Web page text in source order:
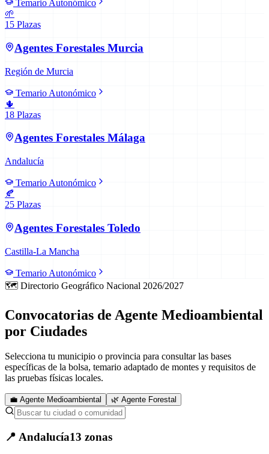
Temario Autonómico
🌱
15 Plazas
Agentes Forestales Murcia
Región de Murcia
Temario Autonómico
🌵
18 Plazas
Agentes Forestales Málaga
Andalucía
Temario Autonómico
🍂
25 Plazas
Agentes Forestales Toledo
Castilla-La Mancha
Temario Autonómico
🗺️ Directorio Geográfico Nacional 2026/2027
Convocatorias de Agente Medioambiental
por Ciudades
Selecciona tu municipio o provincia para consultar las bases
específicas de la bolsa, temario adaptado de montes y requisitos de
las pruebas físicas locales.
💼 Agente Medioambiental 🌿 Agente Forestal
📍 Andalucía13 zonas